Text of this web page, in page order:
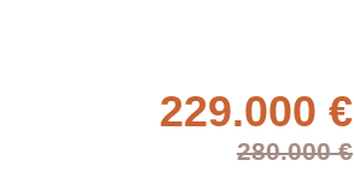
229.000 €
280.000 €